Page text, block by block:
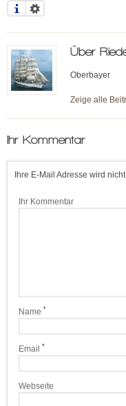
Über
Oberbayer
Zeige alle
Ihr Kommentar
Ihre E-Mail Adresse wird
Ihr Kommentar
Name *
Email *
Webseite